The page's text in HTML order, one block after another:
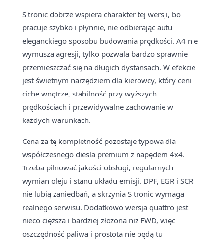
S tronic dobrze wspiera charakter tej wersji, bo
pracuje szybko i płynnie, nie odbierając autu
eleganckiego sposobu budowania prędkości. A4 nie
wymusza agresji, tylko pozwala bardzo sprawnie
przemieszczać się na długich dystansach. W efekcie
jest świetnym narzędziem dla kierowcy, który ceni
ciche wnętrze, stabilność przy wyższych
prędkościach i przewidywalne zachowanie w
każdych warunkach.
Cena za tę kompletność pozostaje typowa dla
współczesnego diesla premium z napędem 4x4.
Trzeba pilnować jakości obsługi, regularnych
wymian oleju i stanu układu emisji. DPF, EGR i SCR
nie lubią zaniedbań, a skrzynia S tronic wymaga
realnego serwisu. Dodatkowo wersja quattro jest
nieco cięższa i bardziej złożona niż FWD, więc
oszczędność paliwa i prostota nie będą tu